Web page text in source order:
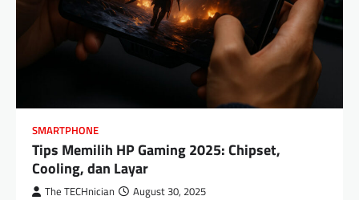
SMARTPHONE
Tips Memilih HP Gaming 2025: Chipset,
Cooling, dan Layar
The TECHnician August 30, 2025